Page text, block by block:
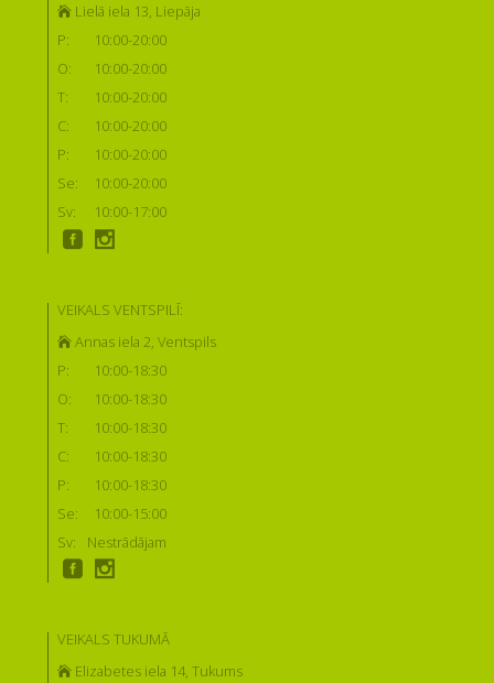
Lielā iela 13, Liepāja
P:
10:00-20:00
O:
10:00-20:00
T:
10:00-20:00
C:
10:00-20:00
P:
10:00-20:00
Se:
10:00-20:00
Sv:
10:00-17:00
VEIKALS VENTSPILĪ:
Annas iela 2, Ventspils
P:
10:00-18:30
O:
10:00-18:30
T:
10:00-18:30
C:
10:00-18:30
P:
10:00-18:30
Se:
10:00-15:00
Sv:
Nestrādājam
VEIKALS TUKUMĀ
Elizabetes iela 14, Tukums